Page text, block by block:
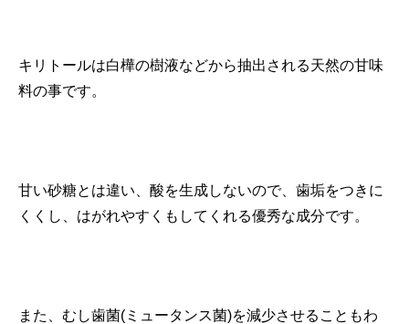
キリトールは白樺の樹液などから抽出される天然の甘味
料の事です。
甘い砂糖とは違い、酸を生成しないので、歯垢をつきに
くくし、はがれやすくもしてくれる優秀な成分です。
また、むし歯菌(ミュータンス菌)を減少させることもわ